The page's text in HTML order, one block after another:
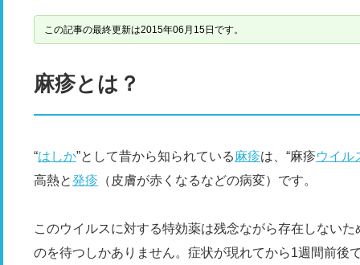
この記事の最終更新は2015年06月15日です。
麻疹とは？
“はしか”として昔から知られている麻疹は、“麻疹ウイル
高熱と発疹 （皮膚が赤くなるなどの病変）です。
このウイルスに対する特効薬は残念ながら存在しない
のを待つしかありません。症状が現れてから1週間前後